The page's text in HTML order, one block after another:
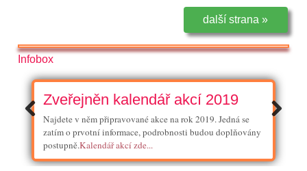
další strana »
Infobox
Zveřejněn kalendář akcí 2019
Najdete v něm připravované akce na rok 2019. Jedná se
zatím o prvotní informace, podrobnosti budou doplňovány
postupně.Kalendář akcí zde...